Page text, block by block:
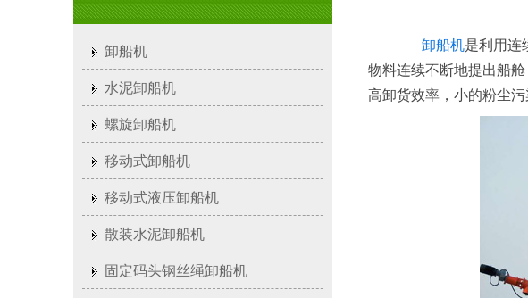
卸船机是利用连
物料连续不断地提出船
高卸货效率，小的粉尘污
卸船机
水泥卸船机
螺旋卸船机
移动式卸船机
移动式液压卸船机
散装水泥卸船机
固定码头钢丝绳卸船机